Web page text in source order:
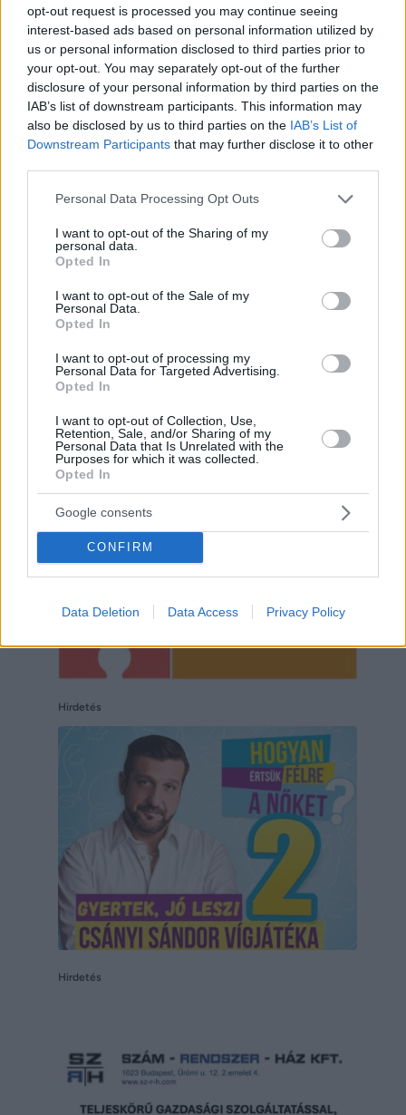
opt-out request is processed you may continue seeing
interest-based ads based on personal information utilized by
us or personal information disclosed to third parties prior to
your opt-out. You may separately opt-out of the further
disclosure of your personal information by third parties on the
IAB’s list of downstream participants. This information may
also be disclosed by us to third parties on the IAB’s List of
Downstream Participants that may further disclose it to other
Please note that this website/app uses one or more Google
not limited to your visit or usage behaviour. You may click to
grant or deny consent to Google and its third-party tags to
use your data for below specified purposes in below Google
consent section.
Personal Data Processing Opt Outs
I want to opt-out of the Sharing of my
personal data.
Opted In
I want to opt-out of the Sale of my
Personal Data.
Opted In
I want to opt-out of processing my
Personal Data for Targeted Advertising.
Opted In
I want to opt-out of Collection, Use,
Retention, Sale, and/or Sharing of my
Personal Data that Is Unrelated with the
Purposes for which it was collected.
Opted In
Google consents
CONFIRM
Data Deletion Data Access Privacy Policy
Hirdetés
Hirdetés
Hirdetés